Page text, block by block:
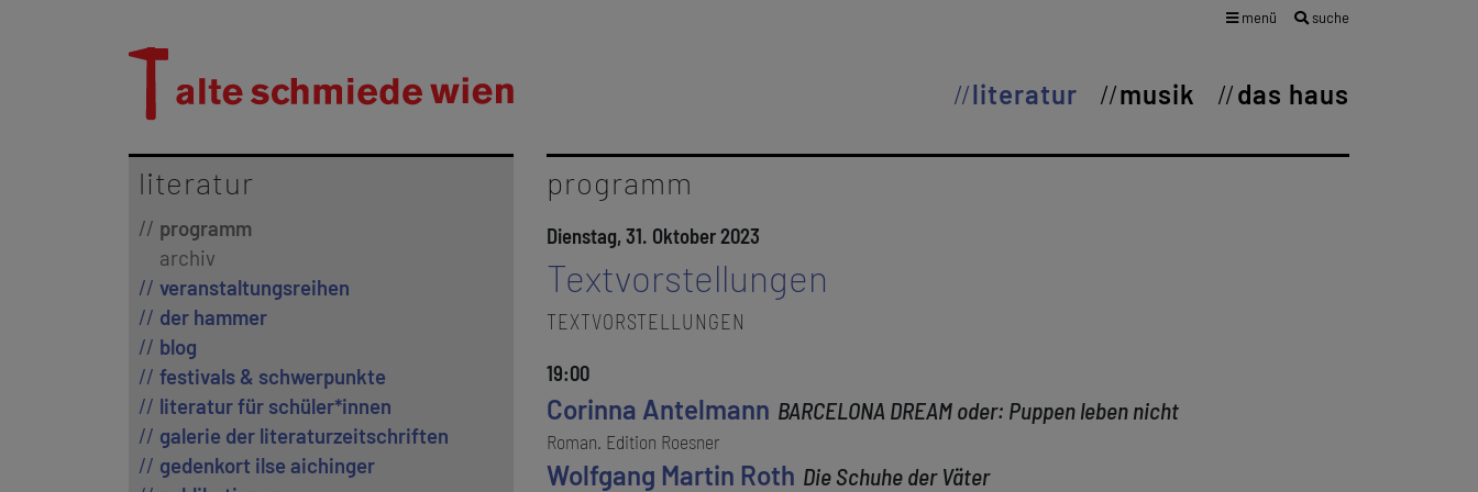
menü suche
literatur musik das haus
literatur
programm
archiv
veranstaltungsreihen
der hammer
blog
festivals & schwerpunkte
literatur für schüler*innen
galerie der literaturzeitschriften
gedenkort ilse aichinger
programm
Dienstag, 31. Oktober 2023
Textvorstellungen
TEXTVORSTELLUNGEN
19:00
Corinna Antelmann BARCELONA DREAM oder: Puppen leben nicht
Roman. Edition Roesner
Wolfgang Martin Roth Die Schuhe der Väter